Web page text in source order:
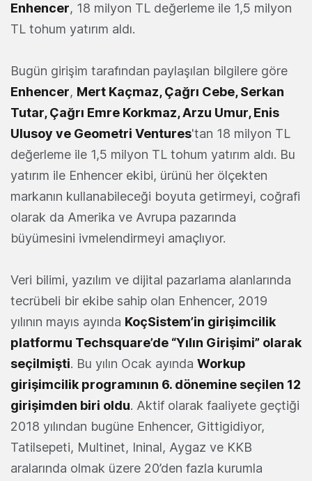
Enhencer, 18 milyon TL değerleme ile 1,5 milyon
TL tohum yatırım aldı.
Bugün girişim tarafından paylaşılan bilgilere göre
Enhencer, Mert Kaçmaz, Çağrı Cebe, Serkan
Tutar, Çağrı Emre Korkmaz, Arzu Umur, Enis
Ulusoy ve Geometri Ventures'tan 18 milyon TL
değerleme ile 1,5 milyon TL tohum yatırım aldı. Bu
yatırım ile Enhencer ekibi, ürünü her ölçekten
markanın kullanabileceği boyuta getirmeyi, coğrafi
olarak da Amerika ve Avrupa pazarında
büyümesini ivmelendirmeyi amaçlıyor.
Veri bilimi, yazılım ve dijital pazarlama alanlarında
tecrübeli bir ekibe sahip olan Enhencer, 2019
yılının mayıs ayında KoçSistem’in girişimcilik
platformu Techsquare’de “Yılın Girişimi” olarak
seçilmişti. Bu yılın Ocak ayında Workup
girişimcilik programının 6. dönemine seçilen 12
girişimden biri oldu. Aktif olarak faaliyete geçtiği
2018 yılından bugüne Enhencer, Gittigidiyor,
Tatilsepeti, Multinet, Ininal, Aygaz ve KKB
aralarında olmak üzere 20’den fazla kurumla